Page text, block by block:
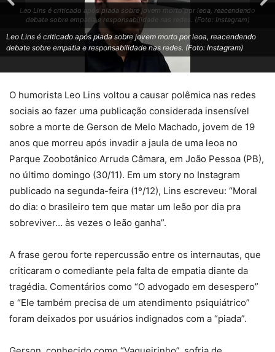
Leo Lins é criticado após piada sobre jovem morto por leoa, reacendendo
debate sobre empatia e responsabilidade nas redes. (Foto: Instagram)
Leo Lins é criticado após piada sobre jovem morto por leoa, reacendendo
debate sobre empatia e responsabilidade nas redes. (Foto: Instagram)
O humorista Leo Lins voltou a causar polêmica nas redes
sociais ao fazer uma publicação considerada insensível
sobre a morte de Gerson de Melo Machado, jovem de 19
anos que morreu após invadir a jaula de uma leoa no
Parque Zoobotânico Arruda Câmara, em João Pessoa (PB),
no último domingo (30/11). Em um story no Instagram
publicado na segunda-feira (1º/12), Lins escreveu: “Moral
do dia: o brasileiro tem que matar um leão por dia pra
sobreviver… às vezes o leão ganha”.
A frase gerou forte repercussão entre os internautas, que
criticaram o comediante pela falta de empatia diante da
tragédia. Comentários como “O advogado em desespero”
e “Ele também precisa de um atendimento psiquiátrico”
foram deixados por usuários indignados com a “piada”.